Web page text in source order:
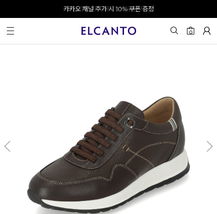
오전 10시 이전 결제 완료 시 오늘 출발!
회원가입 시 최대 20% 쿠폰 지급
카카오 채널 추가 시 10% 쿠폰 증정
0